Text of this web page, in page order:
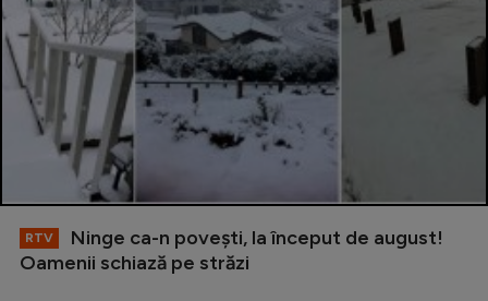
RTV
Ninge ca-n povești, la început de august!
Oamenii schiază pe străzi